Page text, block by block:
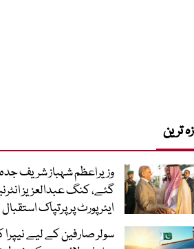
ترین
وزیراعظم شہباز شریف
گئے، کنگ عبدالعزیز
ایئر پورٹ پر پرتپاک استقبال
سولر صارفین کے لیے نیپرا